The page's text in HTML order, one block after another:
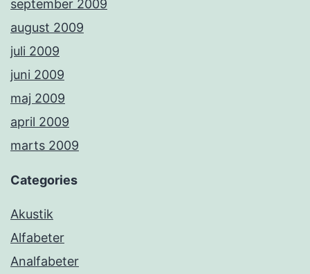
september 2009
august 2009
juli 2009
juni 2009
maj 2009
april 2009
marts 2009
Categories
Akustik
Alfabeter
Analfabeter